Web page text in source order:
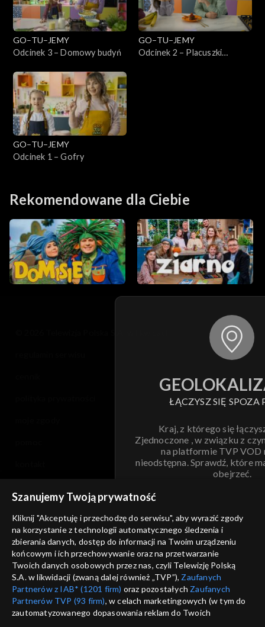
GO–TU–JEMY
Odcinek 3 – Domowy budyń
GO–TU–JEMY
Odcinek 2 – Placuszki
GO–TU–JEMY
Odcinek 1 – Gofry
Rekomendowane dla Ciebie
ŁĄCZYSZ SIĘ SPOZA
Kraj, z którego się
Zjednoczone , w związku z
na platformie TVP VOD
nieodstępna. Sprawdź, które
obejrzeć.
ANULUJ
informacje o dostawcy usług
Szanujemy Twoją prywatność
Kliknij "Akceptuję i przechodzę do serwisu", aby wyrazić zgody
na korzystanie z technologii automatycznego śledzenia i
zbierania danych, dostęp do informacji na Twoim urządzeniu
końcowym i ich przechowywanie oraz na przetwarzanie
Twoich danych osobowych przez nas, czyli Telewizję Polską
S.A. w likwidacji (zwaną dalej również „TVP”), Zaufanych
Partnerów z IAB* (1201 firm) oraz pozostałych Zaufanych
Partnerów TVP (93 firm), w celach marketingowych (w tym do
zautomatyzowanego dopasowania reklam do Twoich